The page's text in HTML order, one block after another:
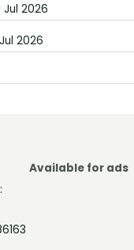
Jul 2026
2026
Available for ads